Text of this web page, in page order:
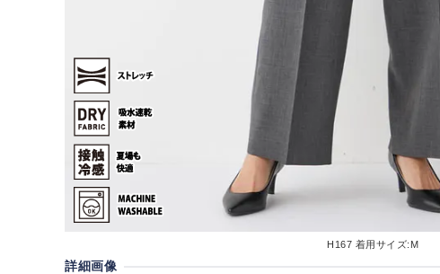
H167 着用サイズ:M
詳細画像